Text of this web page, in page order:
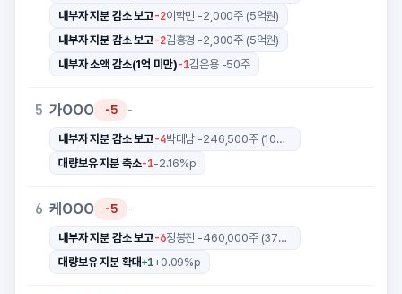
내부자 지분 감소 보고-2이학민 -2,000주 (5억원)
내부자 지분 감소 보고-2김홍경 -2,300주 (5억원)
내부자 소액 감소(1억 미만)-1김은용 -50주
5 가OOO -5 -
내부자 지분 감소 보고-4
박대남 -246,500주 (107억원)
대량보유 지분 축소-1-2.16%p
6 케OOO -5 -
내부자 지분 감소 보고-6
정봉진 -460,000주 (37억원)
대량보유 지분 확대+1+0.09%p